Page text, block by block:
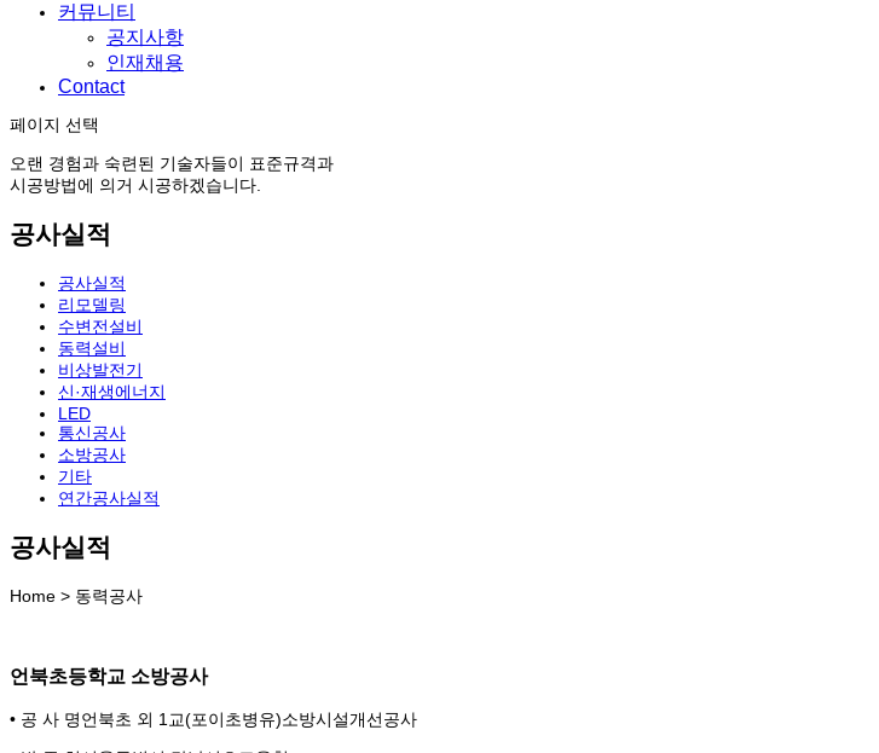
커뮤니티
공지사항
인재채용
Contact
페이지 선택
오랜 경험과 숙련된 기술자들이 표준규격과
시공방법에 의거 시공하겠습니다.
공사실적
공사실적
리모델링
수변전설비
동력설비
비상발전기
신·재생에너지
LED
통신공사
소방공사
기타
연간공사실적
공사실적
Home > 동력공사
언북초등학교 소방공사
• 공 사 명언북초 외 1교(포이초병유)소방시설개선공사